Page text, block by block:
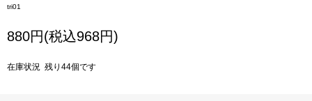
tri01
880円(税込968円)
在庫状況 残り44個です